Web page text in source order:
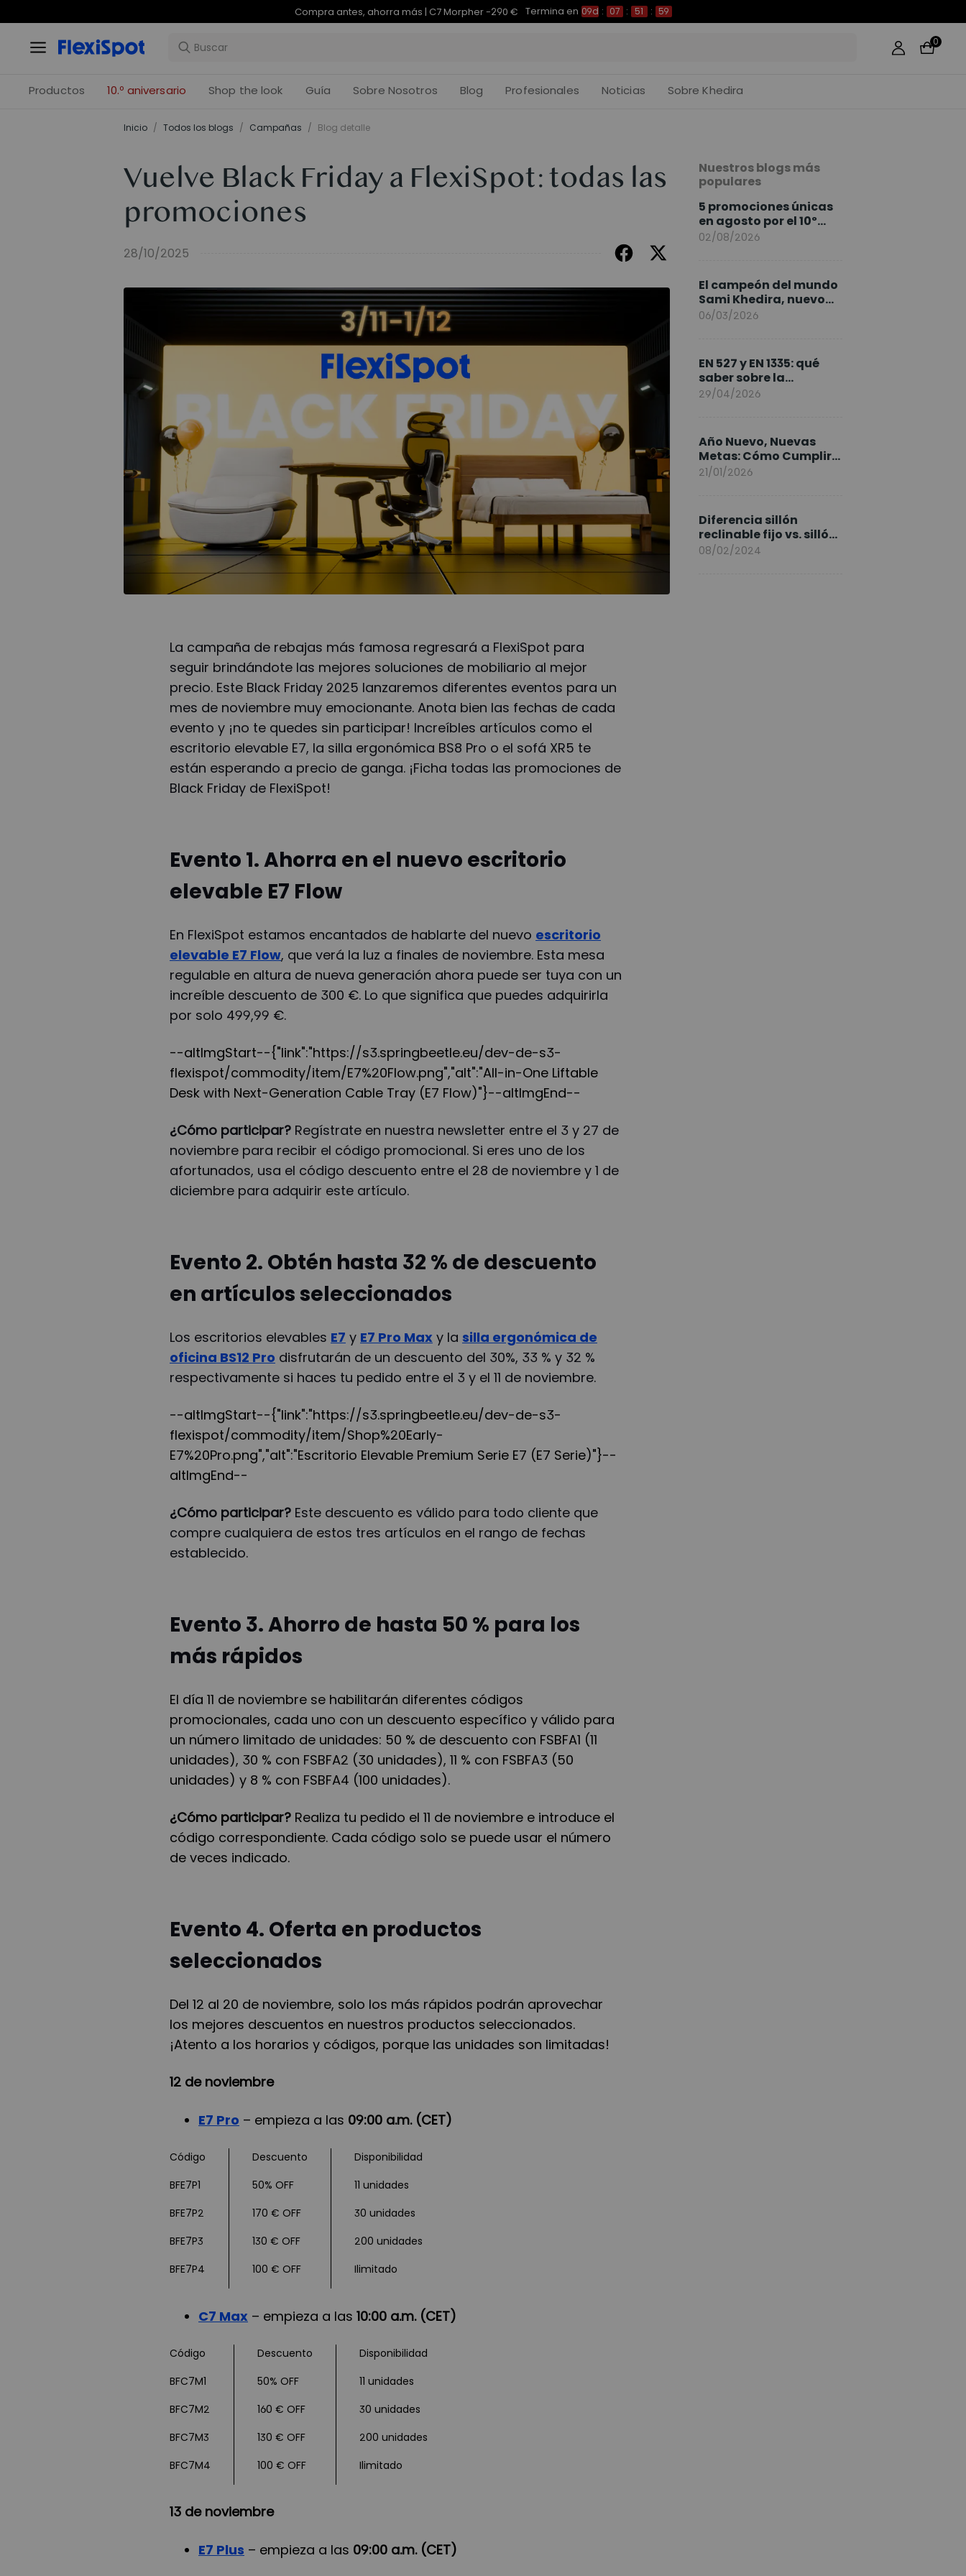
Compra antes, ahorra más | E7 Plus -200 € Termina en 09d : 07 : 51 : 58
0
Productos 10.º aniversario Shop the look Guía Sobre Nosotros Blog Profesionales Noticias Sobre Khedira
Inicio / Todos los blogs / Campañas / Blog detalle
Vuelve Black Friday a FlexiSpot: todas las
promociones
28/10/2025
La campaña de rebajas más famosa regresará a FlexiSpot para
seguir brindándote las mejores soluciones de mobiliario al mejor
precio. Este Black Friday 2025 lanzaremos diferentes eventos para un
mes de noviembre muy emocionante. Anota bien las fechas de cada
evento y ¡no te quedes sin participar! Increíbles artículos como el
escritorio elevable E7, la silla ergonómica BS8 Pro o el sofá XR5 te
están esperando a precio de ganga. ¡Ficha todas las promociones de
Black Friday de FlexiSpot!
Evento 1. Ahorra en el nuevo escritorio
elevable E7 Flow
En FlexiSpot estamos encantados de hablarte del nuevo escritorio
elevable E7 Flow, que verá la luz a finales de noviembre. Esta mesa
regulable en altura de nueva generación ahora puede ser tuya con un
increíble descuento de 300 €. Lo que significa que puedes adquirirla
por solo 499,99 €.
--altImgStart--{"link":"https://s3.springbeetle.eu/dev-de-s3-
flexispot/commodity/item/E7%20Flow.png","alt":"All-in-One Liftable
Desk with Next-Generation Cable Tray (E7 Flow)"}--altImgEnd--
¿Cómo participar? Regístrate en nuestra newsletter entre el 3 y 27 de
noviembre para recibir el código promocional. Si eres uno de los
afortunados, usa el código descuento entre el 28 de noviembre y 1 de
diciembre para adquirir este artículo.
Evento 2. Obtén hasta 32 % de descuento
en artículos seleccionados
Los escritorios elevables E7 y E7 Pro Max y la silla ergonómica de
oficina BS12 Pro disfrutarán de un descuento del 30%, 33 % y 32 %
respectivamente si haces tu pedido entre el 3 y el 11 de noviembre.
--altImgStart--{"link":"https://s3.springbeetle.eu/dev-de-s3-
flexispot/commodity/item/Shop%20Early-
E7%20Pro.png","alt":"Escritorio Elevable Premium Serie E7 (E7 Serie)"}--
altImgEnd--
¿Cómo participar? Este descuento es válido para todo cliente que
compre cualquiera de estos tres artículos en el rango de fechas
establecido.
Evento 3. Ahorro de hasta 50 % para los
más rápidos
El día 11 de noviembre se habilitarán diferentes códigos
promocionales, cada uno con un descuento específico y válido para
un número limitado de unidades: 50 % de descuento con FSBFA1 (11
unidades), 30 % con FSBFA2 (30 unidades), 11 % con FSBFA3 (50
unidades) y 8 % con FSBFA4 (100 unidades).
¿Cómo participar? Realiza tu pedido el 11 de noviembre e introduce el
código correspondiente. Cada código solo se puede usar el número
de veces indicado.
Evento 4. Oferta en productos
seleccionados
Del 12 al 20 de noviembre, solo los más rápidos podrán aprovechar
los mejores descuentos en nuestros productos seleccionados.
¡Atento a los horarios y códigos, porque las unidades son limitadas!
12 de noviembre
E7 Pro – empieza a las 09:00 a.m. (CET)
Código Descuento
Disponibilidad
BFE7P1
50% OFF
11 unidades
BFE7P2
170 € OFF
30 unidades
BFE7P3
130 € OFF
200 unidades
BFE7P4
100 € OFF Ilimitado
C7 Max – empieza a las 10:00 a.m. (CET)
Código Descuento
Disponibilidad
BFC7M1
50% OFF
11 unidades
BFC7M2
160 € OFF
30 unidades
BFC7M3
130 € OFF
200 unidades
BFC7M4
100 € OFF Ilimitado
13 de noviembre
E7 Plus – empieza a las 09:00 a.m. (CET)
Nuestros blogs más
populares
5 promociones únicas
en agosto por el 10º
Aniversario de
02/08/2026
El campeón del mundo
Sami Khedira, nuevo
embajador de
06/03/2026
EN 527 y EN 1335: qué
saber sobre la
normativa de los
29/04/2026
Año Nuevo, Nuevas
Metas: Cómo Cumplir
tus Objetivos Fitness
21/01/2026
Diferencia sillón
reclinable fijo vs. sillón
elevable
08/02/2024